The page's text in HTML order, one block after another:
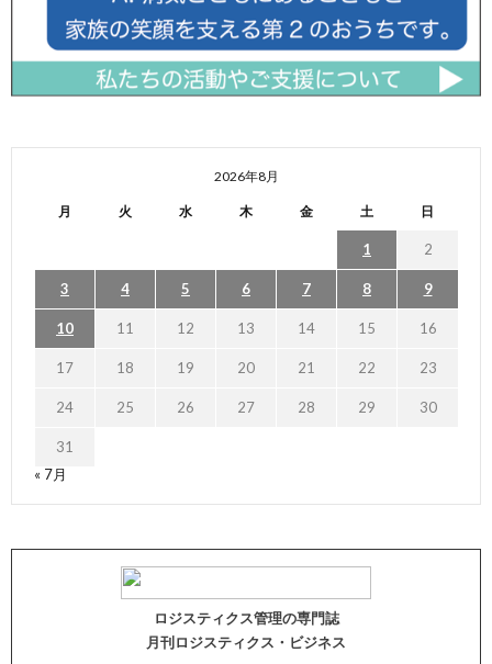
2026年8月
月 火 水 木 金 土 日
1 2
3 4 5 6 7 8 9
10 11 12 13 14 15 16
17 18 19 20 21 22 23
24 25 26 27 28 29 30
31
« 7月
ロジスティクス管理の専門誌
月刊ロジスティクス・ビジネス